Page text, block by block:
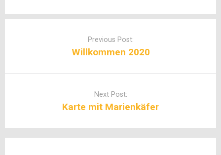
Previous Post:
Willkommen 2020
Next Post:
Karte mit Marienkäfer